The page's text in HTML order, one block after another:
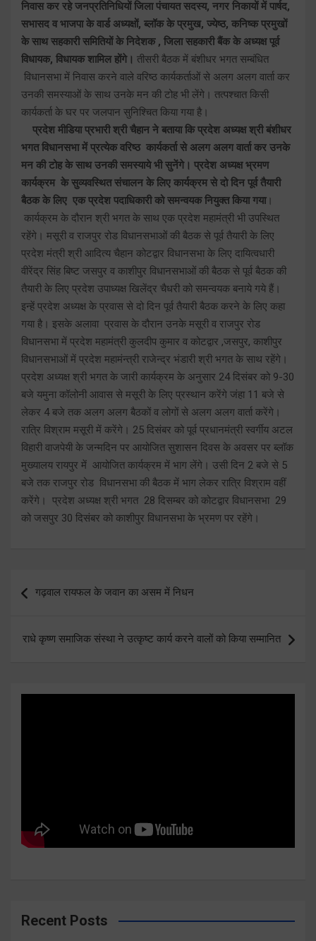
निवास कर रहे जनप्रतिनिधियों जिला पंचायत सदस्य, नगर निकायों में पार्षद,
सभासद व भाजपा के वार्ड अध्यक्षों, ब्लॉक के प्रमुख, ज्येष्ठ, कनिष्क प्रमुखों
के साथ सहकारी समितियों के निदेशक , जिला सहकारी बैंक के अध्यक्ष पूर्व
विधायक, विधायक शामिल होंगे। तीसरी बैठक में बंशीधर भगत सम्बंधित
विधानसभा में निवास करने वाले वरिष्ठ कार्यकर्ताओं से अलग अलग वार्ता कर
उनकी समस्याओं के साथ उनके मन की टोह भी लेंगे। तत्पश्चात किसी
कार्यकर्ता के घर पर जलपान सुनिश्चित किया गया है।
प्रदेश मीडिया प्रभारी श्री चैहान ने बताया कि प्रदेश अध्यक्ष श्री बंशीधर
भगत विधानसभा में प्रत्येक वरिष्ठ कार्यकर्ता से अलग अलग वार्ता कर उनके
मन की टोह के साथ उनकी समस्याये भी सुनेंगे। प्रदेश अध्यक्ष भ्रमण
कार्यक्रम के सुव्यवस्थित संचालन के लिए कार्यक्रम से दो दिन पूर्व तैयारी
बैठक के लिए एक प्रदेश पदाधिकारी को समन्वयक नियुक्त किया गया।
कार्यक्रम के दौरान श्री भगत के साथ एक प्रदेश महामंत्री भी उपस्थित
रहेंगे। मसूरी व राजपुर रोड विधानसभाओं की बैठक से पूर्व तैयारी के लिए
प्रदेश मंत्री श्री आदित्य चैहान कोटद्वार विधानसभा के लिए दायित्वधारी
वीरेंद्र सिंह बिष्ट जसपुर व काशीपुर विधानसभाओं की बैठक से पूर्व बैठक की
तैयारी के लिए प्रदेश उपाध्यक्ष खिलेंद्र चैधरी को समन्वयक बनाये गये हैं।
इन्हें प्रदेश अध्यक्ष के प्रवास से दो दिन पूर्व तैयारी बैठक करने के लिए कहा
गया है। इसके अलावा प्रवास के दौरान उनके मसूरी व राजपुर रोड
विधानसभा में प्रदेश महामंत्री कुलदीप कुमार व कोटद्वार ,जसपुर, काशीपुर
विधानसभाओं में प्रदेश महामंन्त्री राजेन्द्र भंडारी श्री भगत के साथ रहेंगे।
प्रदेश अध्यक्ष श्री भगत के जारी कार्यक्रम के अनुसार 24 दिसंबर को 9-30
बजे यमुना कॉलोनी आवास से मसूरी के लिए प्रस्थान करेंगे जंहा 11 बजे से
लेकर 4 बजे तक अलग अलग बैठकों व लोगों से अलग अलग वार्ता करेंगे।
रात्रि विश्राम मसूरी में करेंगे। 25 दिसंबर को पूर्व प्रधानमंत्री स्वर्गीय अटल
विहारी वाजपेयी के जन्मदिन पर आयोजित सुशासन दिवस के अवसर पर ब्लॉक
मुख्यालय रायपुर में आयोजित कार्यक्रम में भाग लेंगे। उसी दिन 2 बजे से 5
बजे तक राजपुर रोड विधानसभा की बैठक में भाग लेकर रात्रि विश्राम वहीं
करेंगे। प्रदेश अध्यक्ष श्री भगत 28 दिसम्बर को कोटद्वार विधानसभा 29
को जसपुर 30 दिसंबर को काशीपुर विधानसभा के भ्रमण पर रहेंगे।
navigation
गढ़वाल रायफल के जवान का असम में निधन
राधे कृष्ण समाजिक संस्था ने उत्कृष्ट कार्य करने वालों को किया सम्मानित
Recent Posts